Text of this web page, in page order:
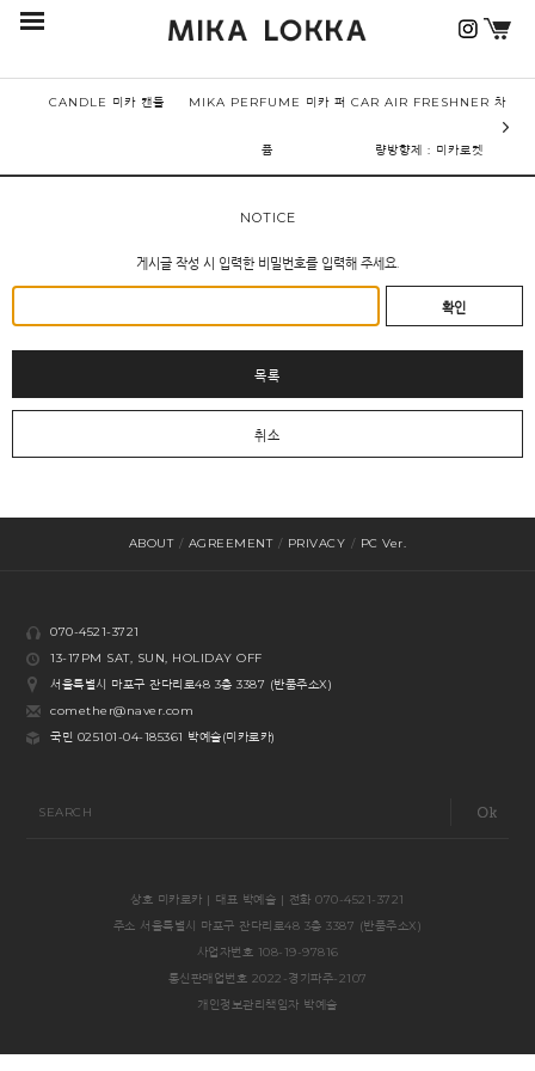
CANDLE 미카 캔들 MIKA PERFUME 미카 퍼
퓸
CAR AIR FRESHNER 차
량방향제 : 미카로켓
NOTICE
게시글 작성 시 입력한 비밀번호를 입력해 주세요.
확인
목록
취소
ABOUT / AGREEMENT / PRIVACY / PC Ver.
070-4521-3721
13-17PM SAT, SUN, HOLIDAY OFF
서울특별시 마포구 잔다리로48 3층 3387 (반품주소X)
comether@naver.com
국민 025101-04-185361 박예슬(미카로카)
SEARCH
상호 미카로카 | 대표 박예슬 | 전화 070-4521-3721
주소 서울특별시 마포구 잔다리로48 3층 3387 (반품주소X)
사업자번호 108-19-97816
통신판매업번호 2022-경기파주-2107
개인정보관리책임자 박예슬